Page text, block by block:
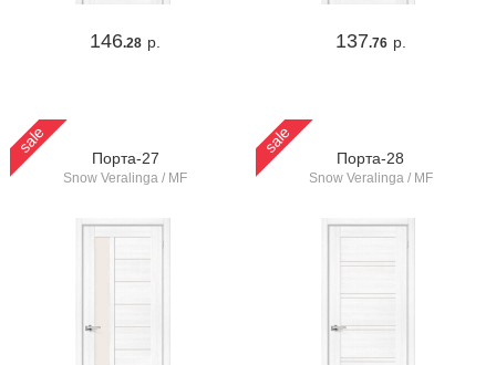
146.28 р. 137.76 р.
sale
Порта-27
Snow Veralinga / MF
sale
Порта-28
Snow Veralinga / MF